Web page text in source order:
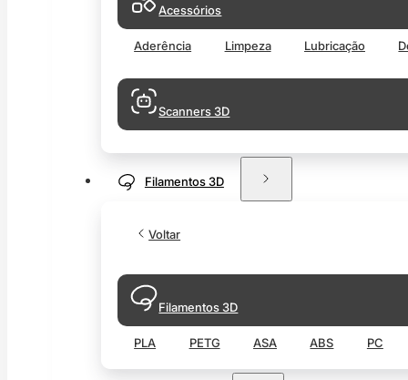
Acessórios
Aderência Limpeza Lubricação
Scanners 3D
Filamentos 3D
Voltar
Filamentos 3D
PLA PETG ASA ABS PC